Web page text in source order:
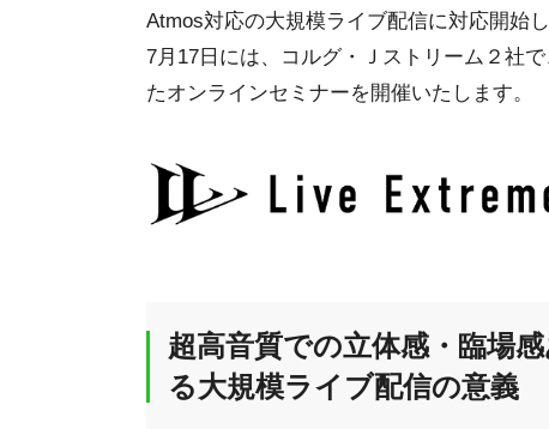
Atmos対応の大規模ライブ配信に対応開始
7月17日には、コルグ・Ｊストリーム２社
たオンラインセミナーを開催いたします。
超高音質での立体感・臨場
る大規模ライブ配信の意義